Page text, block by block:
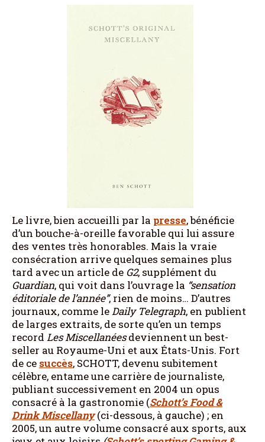
Le livre, bien accueilli par la presse, bénéficie
d’un bouche-à-oreille favorable qui lui assure
des ventes très honorables. Mais la vraie
consécration arrive quelques semaines plus
tard avec un article de G2, supplément du
Guardian, qui voit dans l’ouvrage la “sensation
éditoriale de l’année”, rien de moins… D’autres
journaux, comme leDaily Telegraph, en publient
de larges extraits, de sorte qu’en un temps
record Les Miscellanéesdeviennent un best-
seller au Royaume-Uni et aux États-Unis. Fort
de ce succès, SCHOTT, devenu subitement
célèbre, entame une carrière de journaliste,
publiant successivement en 2004 un opus
consacré à la gastronomie (Schott’s Food &
Drink Miscellany(ci-dessous, à gauche) ; en
2005, un autre volume consacré aux sports, aux